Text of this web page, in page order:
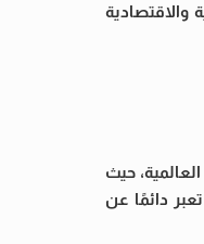
والاقتصادية
حيث
دائمًا عن